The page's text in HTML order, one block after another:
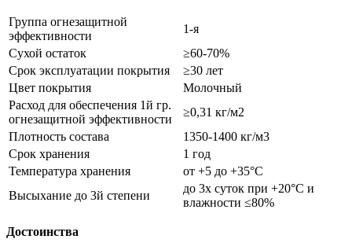
Группа огнезащитной
эффективности
1-я
Сухой остаток
≥60-70%
Срок эксплуатации покрытия
≥30 лет
Цвет покрытия
Молочный
Расход для обеспечения 1й гр.
огнезащитной эффективности
≥0,31 кг/м2
Плотность состава
1350-1400 кг/м3
Срок хранения
1 год
Температура хранения
от +5 до +35°С
Высыхание до 3й степени
до 3х суток при +20°С и
влажности ≤80%
Достоинства